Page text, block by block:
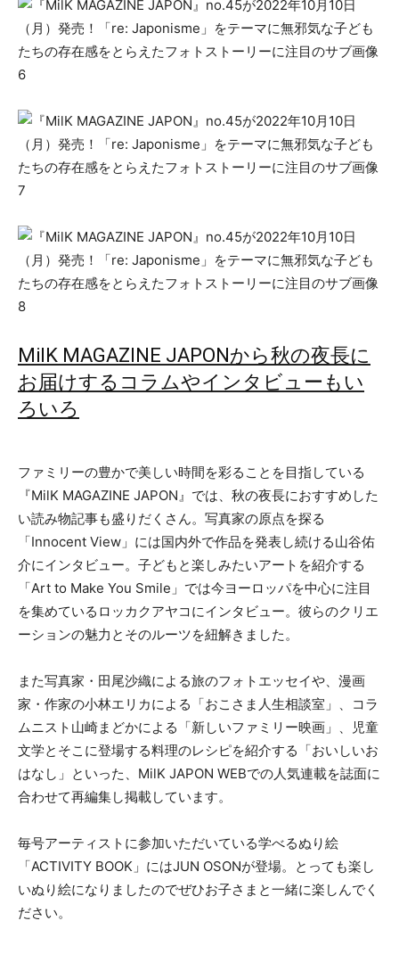
MilK MAGAZINE JAPONから秋の夜長に
お届けするコラムやインタビューもい
ろいろ
ファミリーの豊かで美しい時間を彩ることを目指している
『MilK MAGAZINE JAPON』では、秋の夜長におすすめした
い読み物記事も盛りだくさん。写真家の原点を探る
「Innocent View」には国内外で作品を発表し続ける山谷佑
介にインタビュー。子どもと楽しみたいアートを紹介する
「Art to Make You Smile」では今ヨーロッパを中心に注目
を集めているロッカクアヤコにインタビュー。彼らのクリエ
ーションの魅力とそのルーツを紐解きました。
また写真家・田尾沙織による旅のフォトエッセイや、漫画
家・作家の小林エリカによる「おこさま人生相談室」、コラ
ムニスト山崎まどかによる「新しいファミリー映画」、児童
文学とそこに登場する料理のレシピを紹介する「おいしいお
はなし」といった、MilK JAPON WEBでの人気連載を誌面に
合わせて再編集し掲載しています。
毎号アーティストに参加いただいている学べるぬり絵
「ACTIVITY BOOK」にはJUN OSONが登場。とっても楽し
いぬり絵になりましたのでぜひお子さまと一緒に楽しんでく
ださい。